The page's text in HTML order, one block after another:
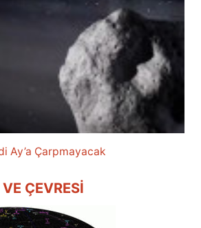
Ay’a Çarpmayacak
ÇEVRESI